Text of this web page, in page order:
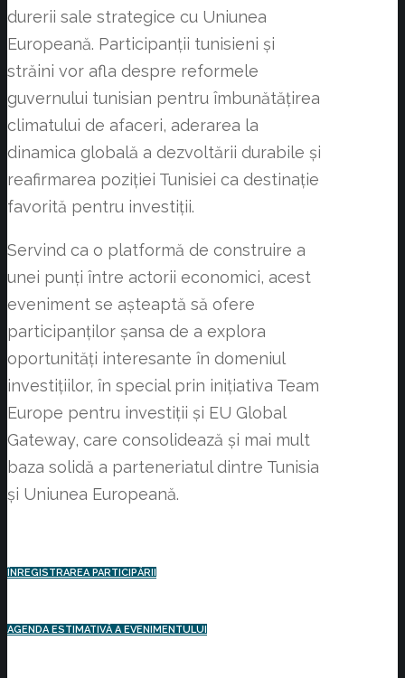
durerii sale strategice cu Uniunea
Europeană. Participanții tunisieni și
străini vor afla despre reformele
guvernului tunisian pentru îmbunătățirea
climatului de afaceri, aderarea la
dinamica globală a dezvoltării durabile și
reafirmarea poziției Tunisiei ca destinație
favorită pentru investiții.
Servind ca o platformă de construire a
unei punți între actorii economici, acest
eveniment se așteaptă să ofere
participanților șansa de a explora
oportunități interesante în domeniul
investițiilor, în special prin inițiativa Team
Europe pentru investiții și EU Global
Gateway, care consolidează și mai mult
baza solidă a parteneriatul dintre Tunisia
și Uniunea Europeană.
ÎNREGISTRAREA PARTICIPĂRII
AGENDA ESTIMATIVĂ A EVENIMENTULUI